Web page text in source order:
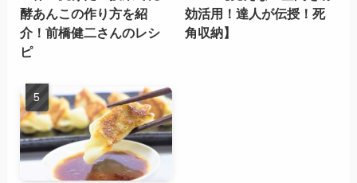
酵あんこの作り方を紹
介！前橋健二さんのレシ
ピ
効活用！達人が伝授！死
角収納】